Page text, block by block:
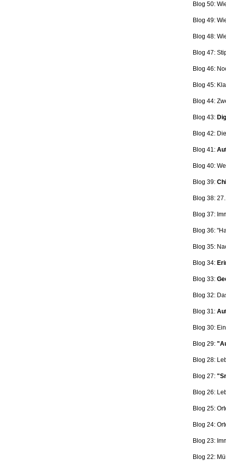
Blog 50:
Blog 49:
Blog 48:
Blog 47:
Blog 46:
Blog 45:
Blog 44:
Blog 43:
Blog 42:
Blog 41:
Blog 40:
Blog 39:
Blog 38:
Blog 37:
Blog 36:
Blog 35:
Blog 34:
Blog 33:
Blog 32:
Blog 31:
Blog 30: Ein
Blog 29:
Blog 28:
Blog 27:
Blog 26:
Blog 25:
Blog 24:
Blog 23:
Blog 22: